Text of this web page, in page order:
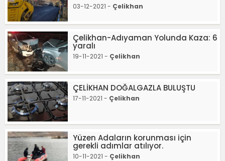
03-12-2021 - Çelikhan
Çelikhan-Adıyaman Yolunda Kaza: 6
yaralı
19-11-2021 - Çelikhan
ÇELİKHAN DOĞALGAZLA BULUŞTU
17-11-2021 - Çelikhan
Yüzen Adaların korunması için
gerekli adımlar atılıyor.
10-11-2021 - Çelikhan